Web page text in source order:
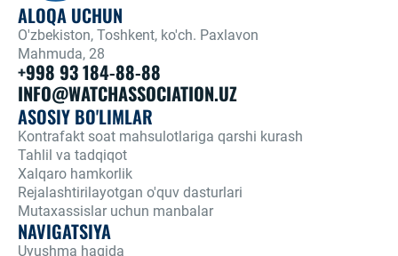
ALOQA UCHUN
O'zbekiston, Toshkent, ko'ch. Paxlavon
Mahmuda, 28
+998 93 184-88-88
INFO@WATCHASSOCIATION.UZ
ASOSIY BO'LIMLAR
Kontrafakt soat mahsulotlariga qarshi kurash
Tahlil va tadqiqot
Xalqaro hamkorlik
Rejalashtirilayotgan o'quv dasturlari
Mutaxassislar uchun manbalar
NAVIGATSIYA
Uyushma haqida